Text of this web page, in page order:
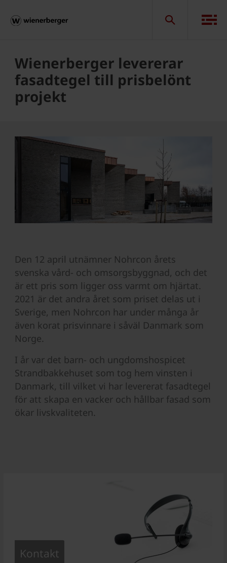
Wienerberger levererar
fasadtegel till prisbelönt
projekt
Den 12 april utnämner Nohrcon årets
svenska vård- och omsorgsbyggnad, och det
är ett pris som ligger oss varmt om hjärtat.
2021 är det andra året som priset delas ut i
Sverige, men Nohrcon har under många år
även korat prisvinnare i såväl Danmark som
Norge.
I år var det barn- och ungdomshospicet
Strandbakkehuset som tog hem vinsten i
Danmark, till vilket vi har levererat fasadtegel
för att skapa en vacker och hållbar fasad som
ökar livskvaliteten.
Kontakt